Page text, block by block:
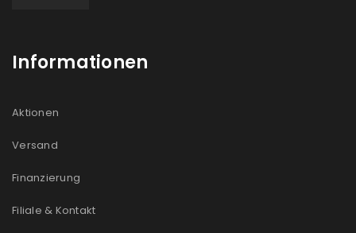
Informationen
Aktionen
Versand
Finanzierung
Filiale & Kontakt